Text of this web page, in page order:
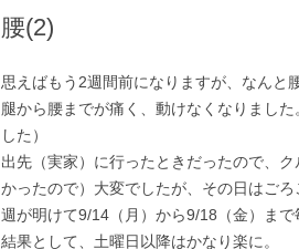
腰(2)
思えばもう2週間前になりますが、なんと
腿から腰までが痛く、動けなくなりまし
した）
出先（実家）に行ったときだったので、
かったので）大変でしたが、その日はご
週が明けて9/14（月）から9/18（金）まで
結果として、土曜日以降はかなり楽に。